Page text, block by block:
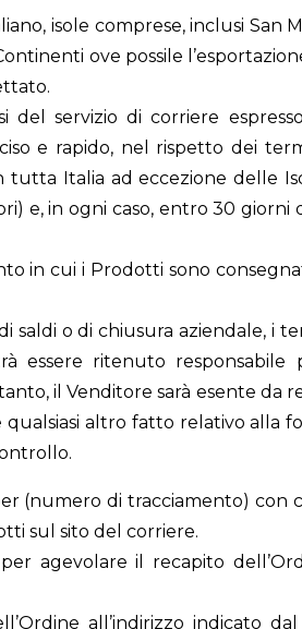
isole comprese, inclusi San
ove possile
del servizio di corriere
e rapido, nel rispetto dei
tutta Italia ad eccezione delle
e, in ogni caso, entro 30 giorni
in cui i Prodotti sono
saldi o di chiusura aziendale, i
essere ritenuto responsabile
il Venditore sarà esente da
altro fatto relativo alla
(numero di tracciamento) con
sul sito del corriere.
agevolare il recapito
all’indirizzo indicato